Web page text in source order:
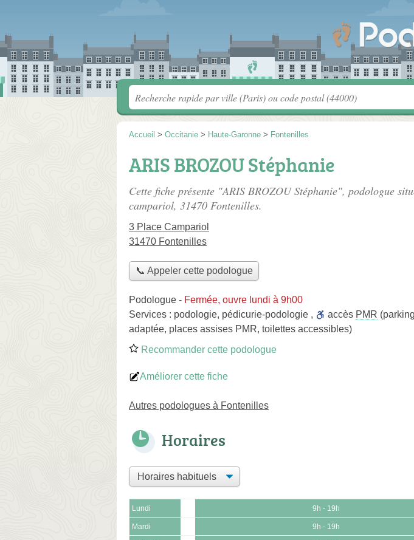
Accueil > Occitanie > Haute-Garonne > Fontenilles
ARIS BROZOU Stéphanie
Cette fiche présente "ARIS BROZOU Stéphanie", podologue
campariol, 31470 Fontenilles.
3 Place Campariol
31470 Fontenilles
📞 Appeler cette podologue
Podologue - Fermée, ouvre lundi à 9h00
Services : podologie, pédicurie-podologie , accès PMR
adaptée, places assises PMR, toilettes accessibles)
Recommander cette podologue
Améliorer cette fiche
Autres podologues à Fontenilles
Horaires
Lundi 9h - 19h
Mardi 9h - 19h